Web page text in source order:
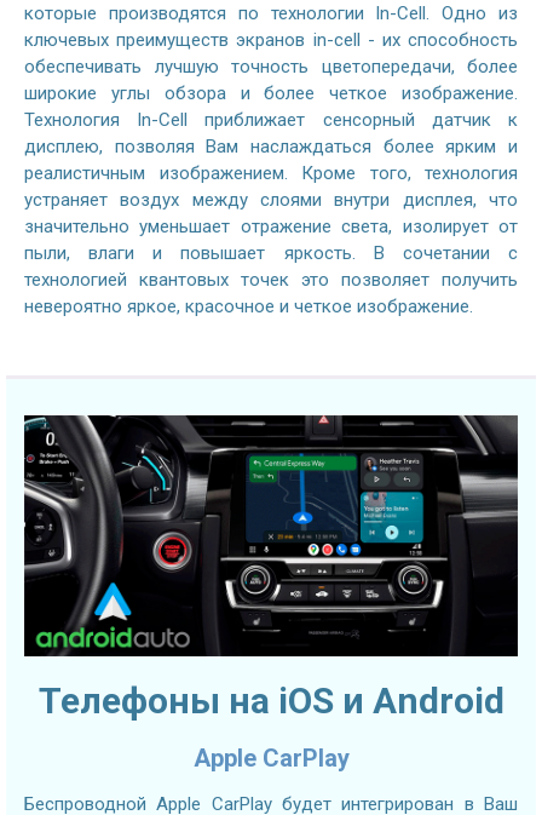
которые производятся по технологии In-Cell. Одно из
ключевых преимуществ экранов in-cell - их способность
обеспечивать лучшую точность цветопередачи, более
широкие углы обзора и более четкое изображение.
Технология In-Cell приближает сенсорный датчик к
дисплею, позволяя Вам наслаждаться более ярким и
реалистичным изображением. Кроме того, технология
устраняет воздух между слоями внутри дисплея, что
значительно уменьшает отражение света, изолирует от
пыли, влаги и повышает яркость. В сочетании с
технологией квантовых точек это позволяет получить
невероятно яркое, красочное и четкое изображение.
Телефоны на iOS и Android
Apple CarPlay
Беспроводной Apple CarPlay будет интегрирован в Ваш